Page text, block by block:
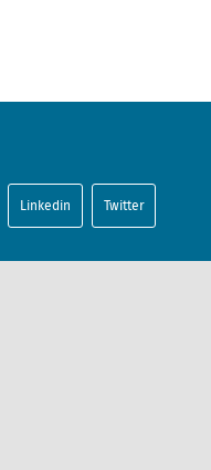
Linkedin Twitter